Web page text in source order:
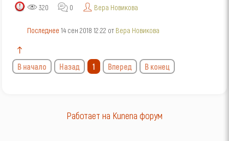
320 0 Вера Новикова
Последнее 14 сен 2018 12:22 от Вера Новикова
В начало Назад 1 Вперед В конец
Работает на Kunena форум